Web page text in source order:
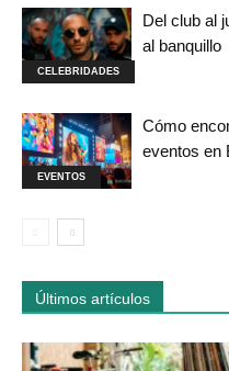
CELEBRIDADES
Del club al
al banquillo
EVENTOS
Cómo
eventos en
Últimos artículos